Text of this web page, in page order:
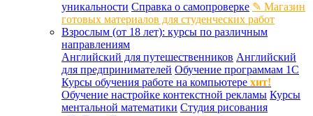
уникальности Справка о самопроверке ✎ Магазин
готовых материалов для студенческих работ
Взрослым (от 18 лет): курсы по различным
направлениям
Английский для путешественников Английский
для предпринимателей Обучение программам 1С
Курсы обучения работе на компьютере хит!
Обучение настройке контекстной рекламы Курсы
ментальной математики Студия рисования